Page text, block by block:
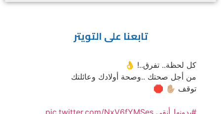
تابعنا على التويتر
كل لحظة.. تفرق..! 👌
من أجل صحتك ..وصحة أولادك وعائلتك
توقف ✋🏼 🛑
#بدونها_أنقى pic.twitter.com/NxV6fYMSes